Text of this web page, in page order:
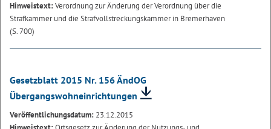
Hinweistext:Verordnung zur Änderung der Verordnung über die
Strafkammer und die Strafvollstreckungskammer in Bremerhaven
(S. 700)
Gesetzblatt 2015 Nr. 156 ÄndOG
Übergangswohneinrichtungen
Veröffentlichungsdatum: 23.12.2015